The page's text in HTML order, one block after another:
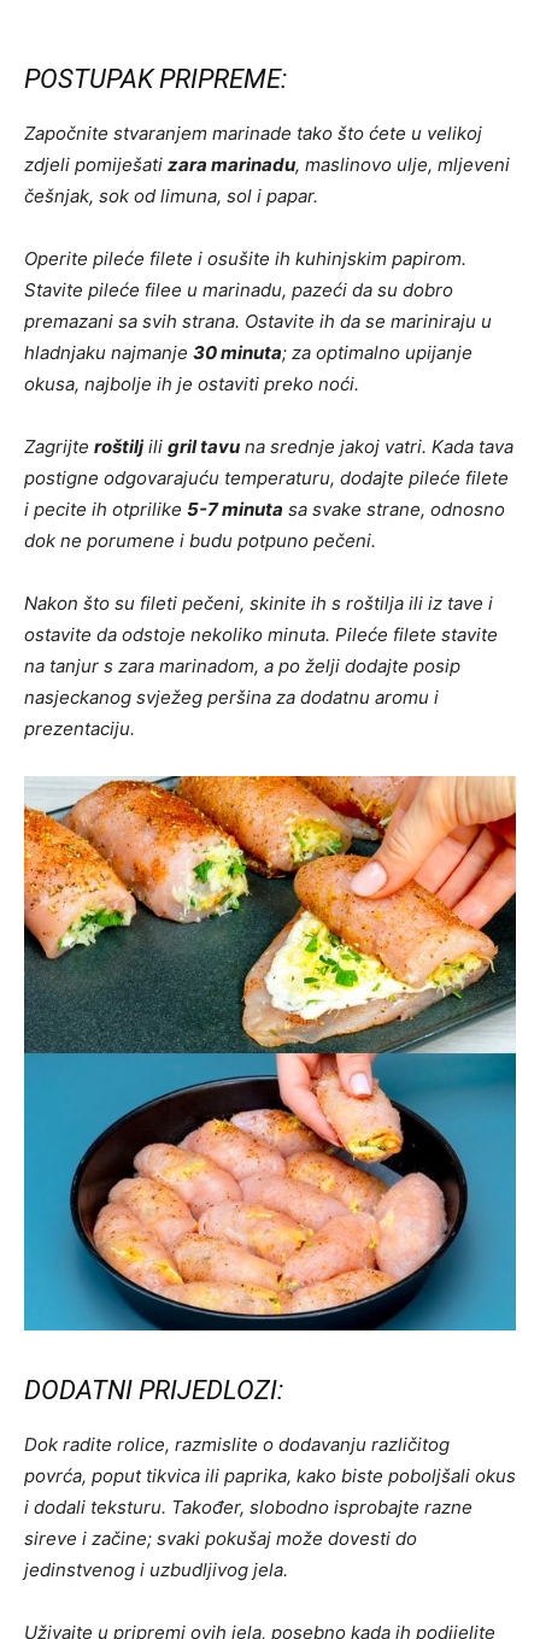
POSTUPAK PRIPREME:
Započnite stvaranjem marinade tako što ćete u velikoj
zdjeli pomiješati zara marinadu, maslinovo ulje, mljeveni
češnjak, sok od limuna, sol i papar.
Operite pileće filete i osušite ih kuhinjskim papirom.
Stavite pileće filee u marinadu, pazeći da su dobro
premazani sa svih strana. Ostavite ih da se mariniraju u
hladnjaku najmanje 30 minuta; za optimalno upijanje
okusa, najbolje ih je ostaviti preko noći.
Zagrijte roštiljili gril tavu na srednje jakoj vatri. Kada tava
postigne odgovarajuću temperaturu, dodajte pileće filete
i pecite ih otprilike 5-7 minuta sa svake strane, odnosno
dok ne porumene i budu potpuno pečeni.
Nakon što su fileti pečeni, skinite ih s roštilja ili iz tave i
ostavite da odstoje nekoliko minuta. Pileće filete stavite
na tanjur s zara marinadom, a po želji dodajte posip
nasjeckanog svježeg peršina za dodatnu aromu i
prezentaciju.
DODATNI PRIJEDLOZI:
Dok radite rolice, razmislite o dodavanju različitog
povrća, poput tikvica ili paprika, kako biste poboljšali okus
i dodali teksturu. Također, slobodno isprobajte razne
sireve i začine; svaki pokušaj može dovesti do
jedinstvenog i uzbudljivog jela.
Uživajte u pripremi ovih jela, posebno kada ih podijelite